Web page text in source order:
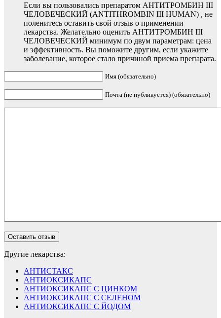
Если вы пользовались препаратом АНТИТРОМБИН III
ЧЕЛОВЕЧЕСКИЙ (ANTITHROMBIN III HUMAN) , не
поленитесь оставить свой отзыв о применении
лекарства. Желательно оценить АНТИТРОМБИН III
ЧЕЛОВЕЧЕСКИЙ минимум по двум параметрам: цена
и эффективность. Вы поможите другим, если укажите
заболевание, которое стало причиной приема препарата.
Имя (обязательно)
Почта (не публикуется) (обязательно)
Другие лекарства:
АНТИСТАКС
АНТИОКСИКАПС
АНТИОКСИКАПС С ЦИНКОМ
АНТИОКСИКАПС С СЕЛЕНОМ
АНТИОКСИКАПС С ЙОДОМ